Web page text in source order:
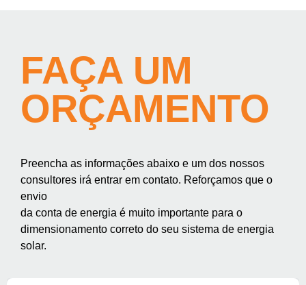
FAÇA UM
ORÇAMENTO
Preencha as informações abaixo e um dos nossos
consultores irá entrar em contato. Reforçamos que o
envio
da conta de energia é muito importante para o
dimensionamento correto do seu sistema de energia
solar.